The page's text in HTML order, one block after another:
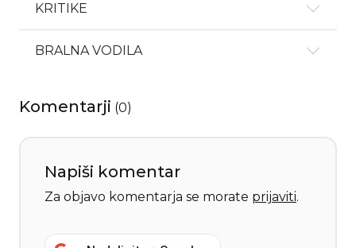
KRITIKE
BRALNA VODILA
Komentarji (0)
Napiši komentar
Za objavo komentarja se morate prijaviti.